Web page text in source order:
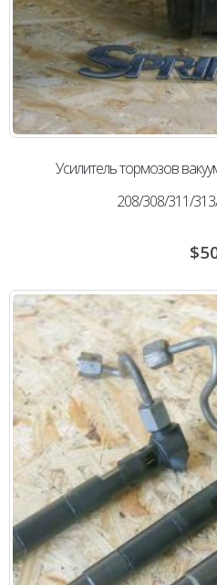
Усилитель тормозов
208/308/311/
$